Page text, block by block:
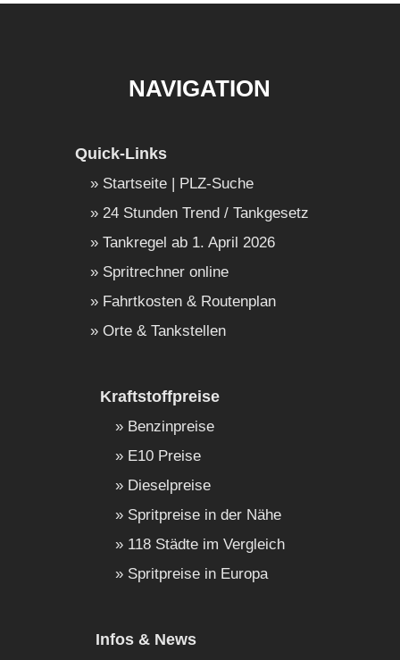
NAVIGATION
Quick-Links
Startseite | PLZ-Suche
24 Stunden Trend / Tankgesetz
Tankregel ab 1. April 2026
Spritrechner online
Fahrtkosten & Routenplan
Orte & Tankstellen
Kraftstoffpreise
Benzinpreise
E10 Preise
Dieselpreise
Spritpreise in der Nähe
118 Städte im Vergleich
Spritpreise in Europa
Infos & News